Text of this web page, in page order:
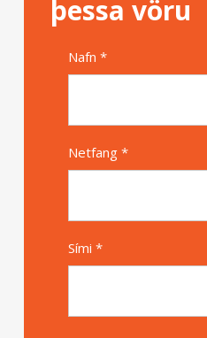
þessa vöru
Nafn *
Netfang *
Sími *